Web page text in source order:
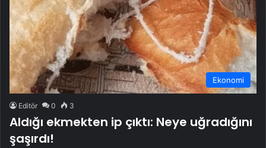
Ekonomi
Editör 0 3
Aldığı ekmekten ip çıktı: Neye uğradığını
şaşırdı!